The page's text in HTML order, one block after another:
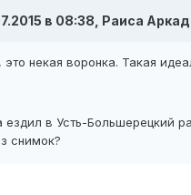
в 08:38, Раиса
некая воронка. Такая
ездил в Усть-Большерецкий
снимок?